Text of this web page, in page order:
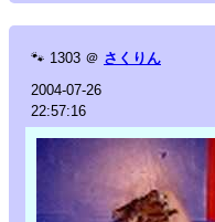
🐾 1303 ＠ さくりん
2004-07-26
22:57:16